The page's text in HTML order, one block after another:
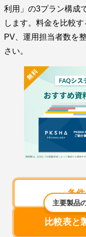
利用」の3プラン構成
します。料金を比較
PV、運用担当者数を
さい。
条
主要製品
比較表と